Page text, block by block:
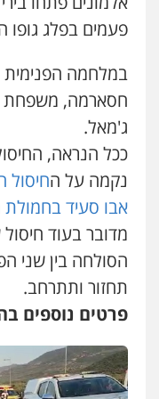
פלילי
סמים
עו"ד
פלילי
לבן
שחר
דין
עו"ד
פלילי
אסירים
פעמים בפלג גופו
במלחמה
חסארמה, משפחת
ג'מאל.
ככל הנראה,
נקמה על החיסול
אבו סעיד
מדובר בעוד
הסולחה בין שני
תחזור ותתרחב.
פרטים נוספים
פלילי
פלילי
עו"ד
פלילי
ויקי
פלילי
קורל